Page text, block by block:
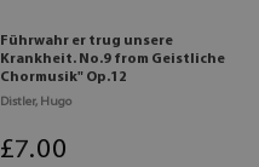
Führwahr er trug unsere
Krankheit. No.9 from Geistliche
Chormusik" Op.12
Distler, Hugo
£7.00